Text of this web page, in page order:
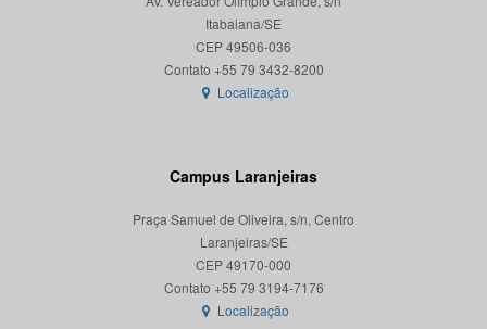
Itabaiana/SE
CEP 49506-036
Localização
Campus Laranjeiras
Praça Samuel de Oliveira, s/n, Centro
Laranjeiras/SE
CEP 49170-000
Localização